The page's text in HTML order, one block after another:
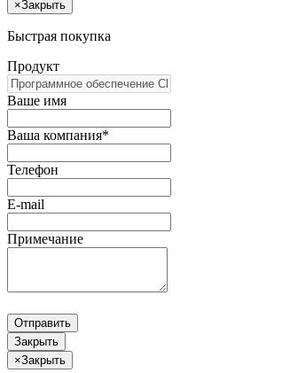
×Закрыть
Быстрая покупка
Продукт
Ваше имя
Ваша компания*
Телефон
E-mail
Примечание
Отправить
Закрыть
×Закрыть